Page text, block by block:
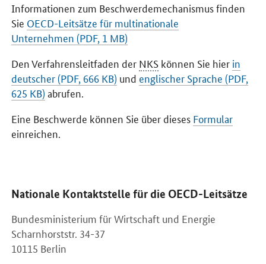
Informationen zum Beschwerdemechanismus finden
Sie OECD-Leitsätze für multinationale
Unternehmen (PDF, 1 MB)
Den Verfahrensleitfaden der NKS können Sie hier in
deutscher (PDF, 666 KB) und englischer Sprache (PDF,
625 KB) abrufen.
Eine Beschwerde können Sie über dieses Formular
einreichen.
Nationale Kontaktstelle für die OECD-Leitsätze
Bundesministerium für Wirtschaft und Energie
Scharnhorststr. 34-37
10115 Berlin